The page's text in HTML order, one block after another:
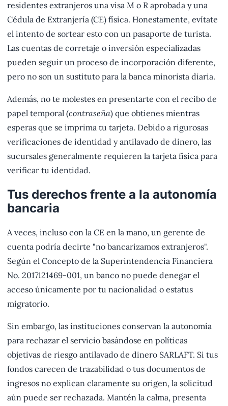
residentes extranjeros una visa M o R aprobada y una
Cédula de Extranjería (CE) física. Honestamente, evítate
el intento de sortear esto con un pasaporte de turista.
Las cuentas de corretaje o inversión especializadas
pueden seguir un proceso de incorporación diferente,
pero no son un sustituto para la banca minorista diaria.
Además, no te molestes en presentarte con el recibo de
papel temporal (contraseña) que obtienes mientras
esperas que se imprima tu tarjeta. Debido a rigurosas
verificaciones de identidad y antilavado de dinero, las
sucursales generalmente requieren la tarjeta física para
verificar tu identidad.
Tus derechos frente a la autonomía
bancaria
A veces, incluso con la CE en la mano, un gerente de
cuenta podría decirte "no bancarizamos extranjeros".
Según el Concepto de la Superintendencia Financiera
No. 2017121469-001, un banco no puede denegar el
acceso únicamente por tu nacionalidad o estatus
migratorio.
Sin embargo, las instituciones conservan la autonomía
para rechazar el servicio basándose en políticas
objetivas de riesgo antilavado de dinero SARLAFT. Si tus
fondos carecen de trazabilidad o tus documentos de
ingresos no explican claramente su origen, la solicitud
aún puede ser rechazada. Mantén la calma, presenta